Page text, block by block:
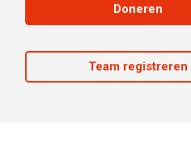
Doneren
Team registreren